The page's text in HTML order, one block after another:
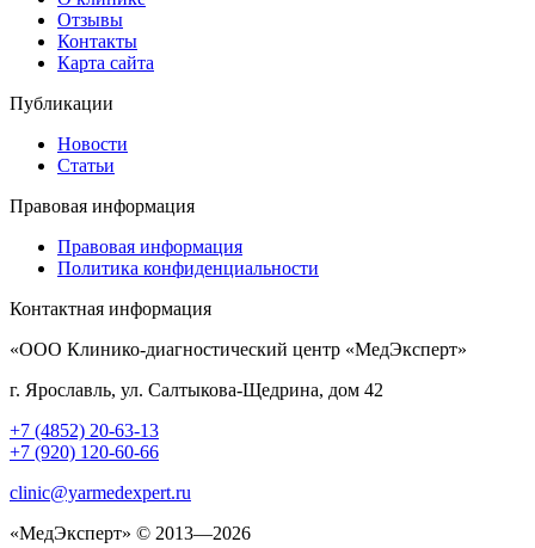
Отзывы
Контакты
Карта сайта
Публикации
Новости
Статьи
Правовая информация
Правовая информация
Политика конфиденциальности
Контактная информация
«ООО Клинико-диагностический центр «МедЭксперт»
г. Ярославль, ул. Салтыкова-Щедрина, дом 42
+7 (4852) 20-63-13
+7 (920) 120-60-66
clinic@yarmedexpert.ru
«МедЭксперт» © 2013—2026